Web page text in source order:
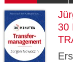
30